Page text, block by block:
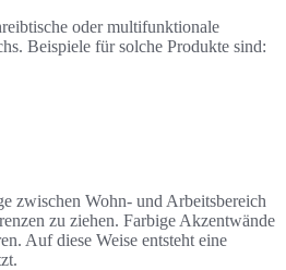
oder multifunktionale
Beispiele für solche Produkte sind:
zwischen Wohn- und Arbeitsbereich
zu ziehen. Farbige Akzentwände
Auf diese Weise entsteht eine